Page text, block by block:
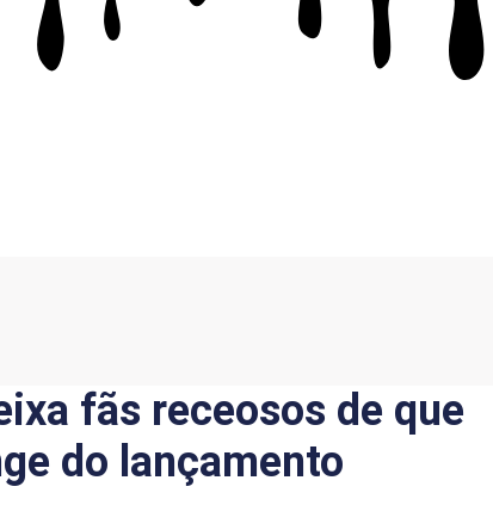
fãs receosos de que
do lançamento